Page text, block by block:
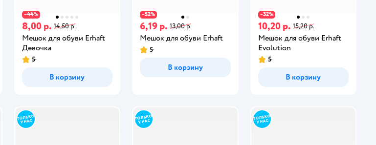
−44%
8,00 р. 14,50 р.
Мешок для обуви Erhaft
Девочка
5
В корзину
−52%
6,19 р. 13,00 р.
Мешок для обуви Erhaft
5
В корзину
−32%
10,20 р. 15,20 р.
Мешок для обуви Erhaft
Evolution
5
В корзину